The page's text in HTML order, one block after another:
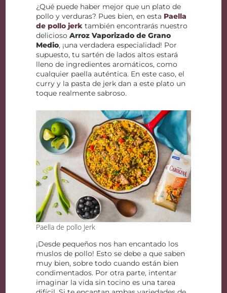
¿Qué puede haber mejor que un plato de
pollo y verduras? Pues bien, en esta Paella
de pollo jerk también encontrarás nuestro
deliciosoArroz Vaporizado de Grano
Medio, ¡una verdadera especialidad! Por
supuesto, tu sartén de lados altos estará
lleno de ingredientes aromáticos, como
cualquier paella auténtica. En este caso, el
curry y la pasta de jerk dan a este plato un
toque realmente sabroso.
Paella de pollo Jerk
¡Desde pequeños nos han encantado los
muslos de pollo! Esto se debe a que saben
muy bien, sobre todo cuando están bien
condimentados. Por otra parte, intentar
imaginar la vida sin tocino es una tarea